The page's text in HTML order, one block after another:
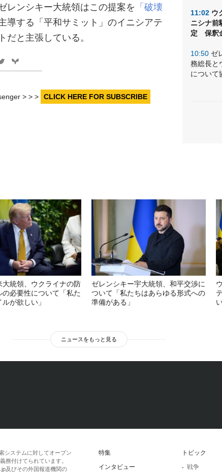
11:02 ウ
ニシナ前
定 保釈
10:50 ゼ
務総長と
について
レンシキー大統領はこの提案を 「破壊
導する「平和サミット」のイニシアテ
だと主張している。
> > > CLICK HERE FOR SUBSCRIBE
大統領、ウクライナの防
の必要性について「私た
が欲しい」
ゼレンシキー宇大統領、和平交渉に
ついて「私たちはあらゆる形式への
準備がある」
ニュースをもっと見る
トピック
戦争
特集
インタビュー
システムに対してオープン
務付けてられています。
及びその外国報道機関の